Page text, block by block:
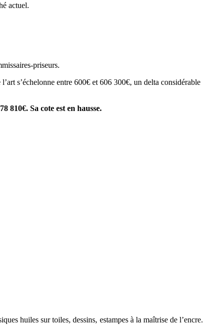
actuel.
priseurs.
s’échelonne entre 600€ et 606 300€, un delta considérable
810€. Sa cote est en hausse.
huiles sur toiles, dessins, estampes à la maîtrise de l’encre.